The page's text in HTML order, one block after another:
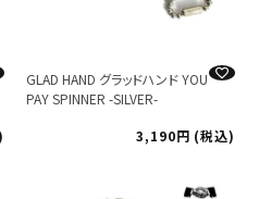
GLAD HAND グラッドハンド YOU
PAY SPINNER -SILVER-
3,190
税込